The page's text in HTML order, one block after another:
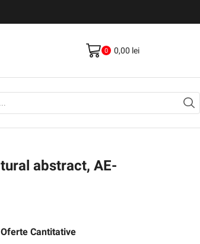
0 0,00 lei
abstract, AE-
Oferte Cantitative